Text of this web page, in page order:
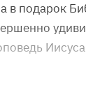
в подарок